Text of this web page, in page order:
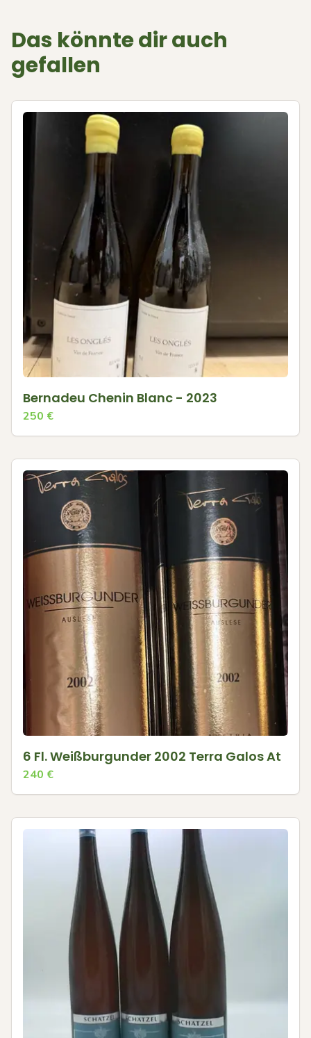
Das könnte dir auch
gefallen
Bernadeu Chenin Blanc - 2023
250 €
6 Fl. Weißburgunder 2002 Terra Galos At
240 €